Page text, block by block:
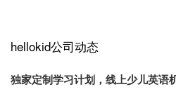
hellokid公司动态
独家定制学习计划，线上少儿英语